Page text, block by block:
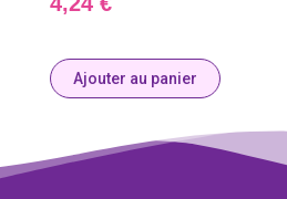
Ajouter au panier